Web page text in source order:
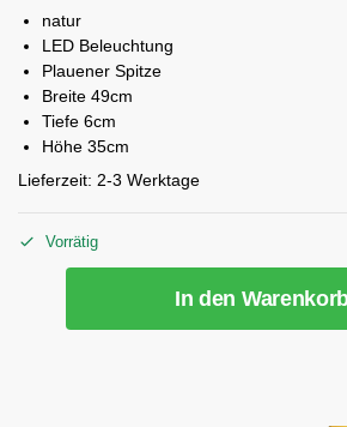
natur
LED Beleuchtung
Plauener Spitze
Breite 49cm
Tiefe 6cm
Höhe 35cm
Lieferzeit: 2-3 Werktage
Vorrätig
In den